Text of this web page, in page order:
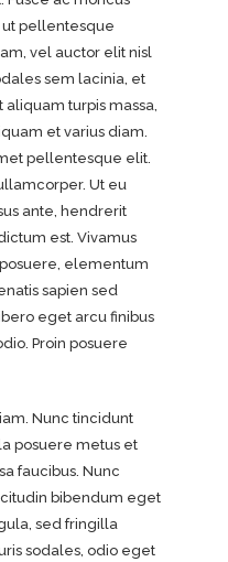
pellentesque
vel auctor elit nisl
sem lacinia, et
aliquam turpis massa,
et varius diam.
pellentesque elit.
Ut eu
ante, hendrerit
est. Vivamus
elementum
sapien sed
eget arcu finibus
Proin posuere
Nunc tincidunt
posuere metus et
faucibus. Nunc
bibendum eget
sed fringilla
sodales, odio eget